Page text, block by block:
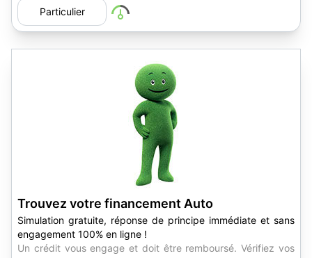
Particulier
Trouvez votre financement Auto
Simulation gratuite, réponse de principe immédiate et sans
engagement 100% en ligne !
Un crédit vous engage et doit être remboursé. Vérifiez vos